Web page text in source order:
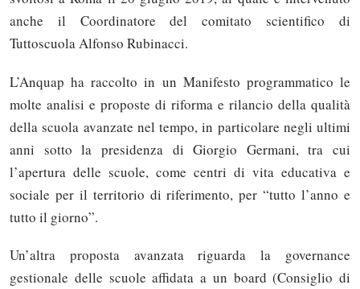
anche il Coordinatore del comitato scientifico di
Tuttoscuola Alfonso Rubinacci.
L’Anquap ha raccolto in un Manifesto programmatico le
molte analisi e proposte di riforma e rilancio della qualità
della scuola avanzate nel tempo, in particolare negli ultimi
anni sotto la presidenza di Giorgio Germani, tra cui
l’apertura delle scuole, come centri di vita educativa e
sociale per il territorio di riferimento, per “tutto l’anno e
tutto il giorno”.
Un’altra proposta avanzata riguarda la governance
gestionale delle scuole affidata a un board (Consiglio di